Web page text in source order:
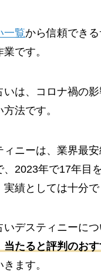
一覧から信頼でき
です。
いは、コロナ禍の
法です。
ィニーは、業界最
、2023年で17年目
績としては十分で
デスティニーにつ
当たると評判のお
ます。